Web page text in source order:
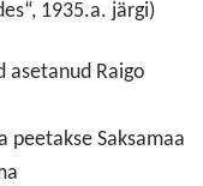
1935.a. järgi)
asetanud Raigo
peetakse Saksamaa